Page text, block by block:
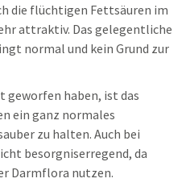
die flüchtigen Fettsäuren im
attraktiv. Das gelegentliche
normal und kein Grund zur
geworfen haben, ist das
ein ganz normales
zu halten. Auch bei
besorgniserregend, da
Darmflora nutzen.